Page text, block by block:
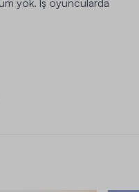
yok. İş oyuncularda